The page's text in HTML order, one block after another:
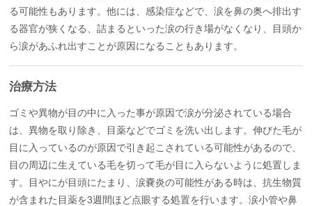
る可能性もあります。他には、感染症などで、涙を鼻の奥へ排出す
る器官が狭くなる、詰まるといった涙の行き場がなくなり、目頭か
ら涙があふれ出すことが原因になることもあります。
治療方法
ゴミや異物が目の中に入った事が原因で涙が分泌されている場合
は、異物を取り除き、目薬などでゴミを洗い出します。伸びた毛が
目に入っているのが原因で引き起こされている可能性があるので、
目の周辺に生えている毛を切って毛が目に入らないように処置しま
す。目やにが目頭にたまり、涙嚢炎の可能性がある時は、抗生物質
が含まれた目薬を3週間ほど点眼する処置を行います。涙小管や鼻